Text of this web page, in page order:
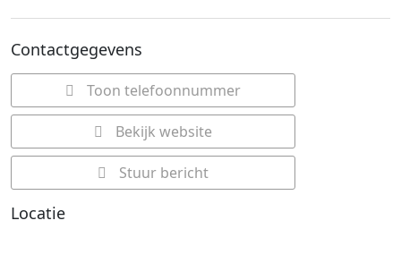
Contactgegevens
Toon telefoonnummer
Bekijk website
Stuur bericht
Locatie